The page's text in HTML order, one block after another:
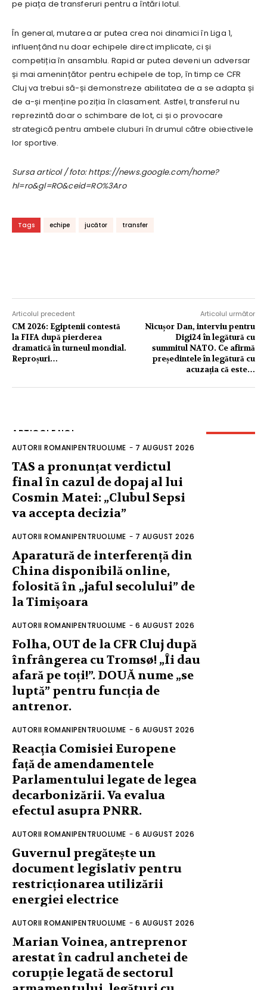
pe piața de transferuri pentru a întări lotul.
În general, mutarea ar putea crea noi dinamici în Liga 1,
influențând nu doar echipele direct implicate, ci și
competiția în ansamblu. Rapid ar putea deveni un adversar
și mai amenințător pentru echipele de top, în timp ce CFR
Cluj va trebui să-și demonstreze abilitatea de a se adapta și
de a-și menține poziția în clasament. Astfel, transferul nu
reprezintă doar o schimbare de lot, ci și o provocare
strategică pentru ambele cluburi în drumul către obiectivele
lor sportive.
Sursa articol / foto: https://news.google.com/home?
hl=ro&gl=RO&ceid=RO%3Aro
Tags echipe jucător transfer
Articolul precedent
CM 2026: Egiptenii contestă
la FIFA după pierderea
dramatică în turneul mondial.
Reproșuri…
Articolul următor
Nicușor Dan, interviu pentru
Digi24 în legătură cu
summitul NATO. Ce afirmă
președintele în legătură cu
acuzația că este…
ARTICOLE NOI
AUTORII ROMANIPENTRUOLUME - 7 AUGUST 2026
TAS a pronunțat verdictul
final în cazul de dopaj al lui
Cosmin Matei: „Clubul Sepsi
va accepta decizia”
AUTORII ROMANIPENTRUOLUME - 7 AUGUST 2026
Aparatură de interferență din
China disponibilă online,
folosită în „jaful secolului” de
la Timișoara
AUTORII ROMANIPENTRUOLUME - 6 AUGUST 2026
Folha, OUT de la CFR Cluj după
înfrângerea cu Tromsø! „Îi dau
afară pe toți!”. DOUĂ nume „se
luptă” pentru funcția de
antrenor.
AUTORII ROMANIPENTRUOLUME - 6 AUGUST 2026
Reacția Comisiei Europene
față de amendamentele
Parlamentului legate de legea
decarbonizării. Va evalua
efectul asupra PNRR.
AUTORII ROMANIPENTRUOLUME - 6 AUGUST 2026
Guvernul pregătește un
document legislativ pentru
restricționarea utilizării
energiei electrice
AUTORII ROMANIPENTRUOLUME - 6 AUGUST 2026
Marian Voinea, antreprenor
arestat în cadrul anchetei de
corupție legată de sectorul